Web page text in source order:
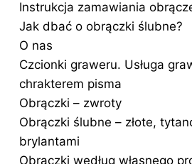
Instrukcja zamawiania
Jak dbać o obrączki ślubne?
O nas
Czcionki graweru. Usługa
chrakterem pisma
Obrączki – zwroty
Obrączki ślubne – złote,
brylantami
Obrączki według własnego